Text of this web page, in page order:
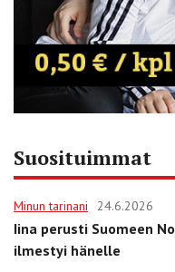
Suosituimmat
Minun tarinani 24.6.2026
Iina perusti Suomeen
ilmestyi hänelle